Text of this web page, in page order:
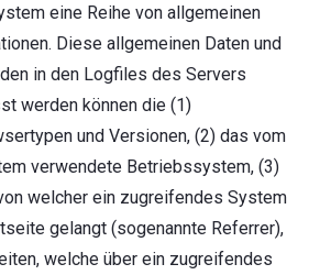
eine Reihe von allgemeinen
Diese allgemeinen Daten und
in den Logfiles des Servers
werden können die (1)
und Versionen, (2) das vom
verwendete Betriebssystem, (3)
welcher ein zugreifendes System
gelangt (sogenannte Referrer),
welche über ein zugreifendes